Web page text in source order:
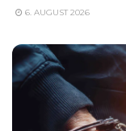
6. AUGUST 2026